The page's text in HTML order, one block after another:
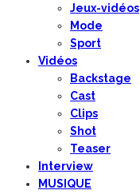
Jeux-vidéos
Mode
Sport
Vidéos
Backstage
Cast
Clips
Shot
Teaser
Interview
MUSIQUE